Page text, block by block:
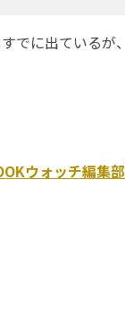
でに出ているが、
ウォッチ編集部